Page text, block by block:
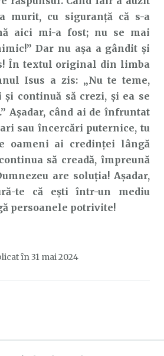
murit, cu siguranță că s-a
aici mi-a fost; nu se mai
Dar nu așa a gândit și
În textul original din limba
Isus a zis: „Nu te teme,
și continuă să crezi, și ea se
Așadar, când ai de înfruntat
sau încercări puternice, tu
oameni ai credinței lângă
să creadă, împreună
are soluția! Așadar,
te că ești într-un mediu
persoanele potrivite!
în 31 mai 2024